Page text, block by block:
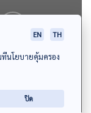
แห่งประเทศไทย
EN TH
ที่นโยบายคุ้มครอง
ปิด